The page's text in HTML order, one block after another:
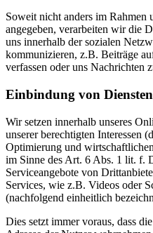
Soweit nicht anders im Rahmen
angegeben, verarbeiten wir die
uns innerhalb der sozialen
kommunizieren, z.B. Beiträge
verfassen oder uns Nachrichten
Einbindung von
Wir setzen innerhalb unseres
unserer berechtigten Interessen
Optimierung und
im Sinne des Art. 6 Abs. 1 lit. f.
Serviceangebote von
Services, wie z.B. Videos oder
(nachfolgend einheitlich
Dies setzt immer voraus, dass